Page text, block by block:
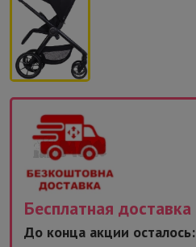
Бесплатная доставка
До конца акции осталось: